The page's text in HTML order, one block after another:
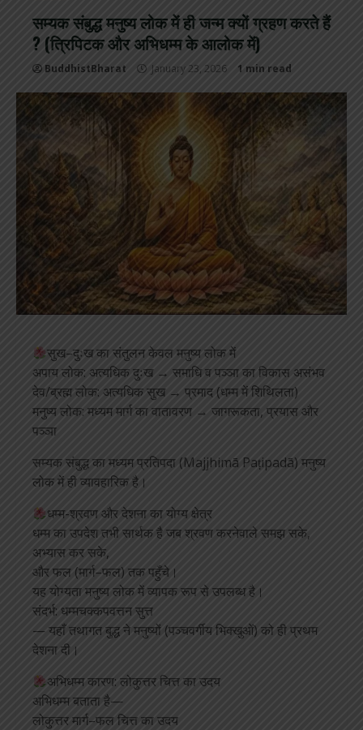
सम्यक संबुद्ध मनुष्य लोक में ही जन्म क्यों ग्रहण करते हैं
? (त्रिपिटक और अभिधम्म के आलोक में)
BuddhistBharat January 23, 2026 1 min read
सुख–दुःख का संतुलन केवल मनुष्य लोक में
अपाय लोक: अत्यधिक दुःख → समाधि व पञ्ञा का विकास असंभव
देव/ब्रह्म लोक: अत्यधिक सुख → प्रमाद (धम्म में शिथिलता)
मनुष्य लोक: मध्यम मार्ग का वातावरण → जागरूकता, प्रयास और
पञ्ञा
सम्यक संबुद्ध का मध्यम प्रतिपदा (Majjhimā Paṭipadā) मनुष्य
लोक में ही व्यावहारिक है।
धम्म-श्रवण और देशना का योग्य क्षेत्र
धम्म का उपदेश तभी सार्थक है जब श्रवण करनेवाले समझ सके,
अभ्यास कर सके,
और फल (मार्ग–फल) तक पहुँचे।
यह योग्यता मनुष्य लोक में व्यापक रूप से उपलब्ध है।
संदर्भ: धम्मचक्कपवत्तन सुत्त
— यहाँ तथागत बुद्ध ने मनुष्यों (पञ्चवर्गीय भिक्खुओं) को ही प्रथम
देशना दी।
अभिधम्म कारण: लोकुत्तर चित्त का उदय
अभिधम्म बताता है—
लोकुत्तर मार्ग–फल चित्त का उदय